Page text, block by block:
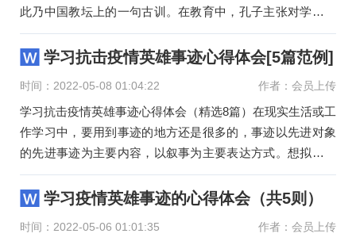
此乃中国教坛上的一句古训。在教育中，孔子主张对学生施
以“仁
学习抗击疫情英雄事迹心得体会[5篇范例]
时间：2022-05-08 01:04:22 作者：会员上传
学习抗击疫情英雄事迹心得体会（精选8篇）在现实生活或工
作学习中，要用到事迹的地方还是很多的，事迹以先进对象
的先进事迹为主要内容，以叙事为主要表达方式。想拟事迹
却不知道该请
学习疫情英雄事迹的心得体会（共5则）
时间：2022-05-06 01:01:35 作者：会员上传